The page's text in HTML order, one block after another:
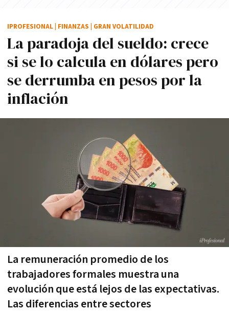
La paradoja del sueldo: crece
si se lo calcula en dólares pero
se derrumba en pesos por la
inflación
La remuneración promedio de los
trabajadores formales muestra una
evolución que está lejos de las expectativas.
Las diferencias entre sectores
IPROFESIONAL FINANZAS GRAN VOLATILIDAD